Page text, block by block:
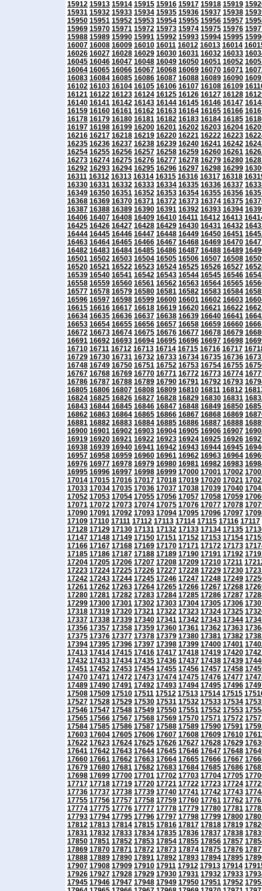
15912 15913 15914 15915 15916 15917 15918 15919
15931 15932 15933 15934 15935 15936 15937 15938
15950 15951 15952 15953 15954 15955 15956 15957
15969 15970 15971 15972 15973 15974 15975 15976
15988 15989 15990 15991 15992 15993 15994 15995
16007 16008 16009 16010 16011 16012 16013 16014
16026 16027 16028 16029 16030 16031 16032 16033
16045 16046 16047 16048 16049 16050 16051 16052
16064 16065 16066 16067 16068 16069 16070 16071
16083 16084 16085 16086 16087 16088 16089 16090
16102 16103 16104 16105 16106 16107 16108 16109
16121 16122 16123 16124 16125 16126 16127 16128
16140 16141 16142 16143 16144 16145 16146 16147
16159 16160 16161 16162 16163 16164 16165 16166
16178 16179 16180 16181 16182 16183 16184 16185
16197 16198 16199 16200 16201 16202 16203 16204
16216 16217 16218 16219 16220 16221 16222 16223
16235 16236 16237 16238 16239 16240 16241 16242
16254 16255 16256 16257 16258 16259 16260 16261
16273 16274 16275 16276 16277 16278 16279 16280
16292 16293 16294 16295 16296 16297 16298 16299
16311 16312 16313 16314 16315 16316 16317 16318
16330 16331 16332 16333 16334 16335 16336 16337
16349 16350 16351 16352 16353 16354 16355 16356
16368 16369 16370 16371 16372 16373 16374 16375
16387 16388 16389 16390 16391 16392 16393 16394
16406 16407 16408 16409 16410 16411 16412 16413
16425 16426 16427 16428 16429 16430 16431 16432
16444 16445 16446 16447 16448 16449 16450 16451
16463 16464 16465 16466 16467 16468 16469 16470
16482 16483 16484 16485 16486 16487 16488 16489
16501 16502 16503 16504 16505 16506 16507 16508
16520 16521 16522 16523 16524 16525 16526 16527
16539 16540 16541 16542 16543 16544 16545 16546
16558 16559 16560 16561 16562 16563 16564 16565
16577 16578 16579 16580 16581 16582 16583 16584
16596 16597 16598 16599 16600 16601 16602 16603
16615 16616 16617 16618 16619 16620 16621 16622
16634 16635 16636 16637 16638 16639 16640 16641
16653 16654 16655 16656 16657 16658 16659 16660
16672 16673 16674 16675 16676 16677 16678 16679
16691 16692 16693 16694 16695 16696 16697 16698
16710 16711 16712 16713 16714 16715 16716 16717
16729 16730 16731 16732 16733 16734 16735 16736
16748 16749 16750 16751 16752 16753 16754 16755
16767 16768 16769 16770 16771 16772 16773 16774
16786 16787 16788 16789 16790 16791 16792 16793
16805 16806 16807 16808 16809 16810 16811 16812
16824 16825 16826 16827 16828 16829 16830 16831
16843 16844 16845 16846 16847 16848 16849 16850
16862 16863 16864 16865 16866 16867 16868 16869
16881 16882 16883 16884 16885 16886 16887 16888
16900 16901 16902 16903 16904 16905 16906 16907
16919 16920 16921 16922 16923 16924 16925 16926
16938 16939 16940 16941 16942 16943 16944 16945
16957 16958 16959 16960 16961 16962 16963 16964
16976 16977 16978 16979 16980 16981 16982 16983
16995 16996 16997 16998 16999 17000 17001 17002
17014 17015 17016 17017 17018 17019 17020 17021
17033 17034 17035 17036 17037 17038 17039 17040
17052 17053 17054 17055 17056 17057 17058 17059
17071 17072 17073 17074 17075 17076 17077 17078
17090 17091 17092 17093 17094 17095 17096 17097
17109 17110 17111 17112 17113 17114 17115 17116 17117
17128 17129 17130 17131 17132 17133 17134 17135
17147 17148 17149 17150 17151 17152 17153 17154
17166 17167 17168 17169 17170 17171 17172 17173
17185 17186 17187 17188 17189 17190 17191 17192
17204 17205 17206 17207 17208 17209 17210 17211
17223 17224 17225 17226 17227 17228 17229 17230
17242 17243 17244 17245 17246 17247 17248 17249
17261 17262 17263 17264 17265 17266 17267 17268
17280 17281 17282 17283 17284 17285 17286 17287
17299 17300 17301 17302 17303 17304 17305 17306
17318 17319 17320 17321 17322 17323 17324 17325
17337 17338 17339 17340 17341 17342 17343 17344
17356 17357 17358 17359 17360 17361 17362 17363
17375 17376 17377 17378 17379 17380 17381 17382
17394 17395 17396 17397 17398 17399 17400 17401
17413 17414 17415 17416 17417 17418 17419 17420
17432 17433 17434 17435 17436 17437 17438 17439
17451 17452 17453 17454 17455 17456 17457 17458
17470 17471 17472 17473 17474 17475 17476 17477
17489 17490 17491 17492 17493 17494 17495 17496
17508 17509 17510 17511 17512 17513 17514 17515
17527 17528 17529 17530 17531 17532 17533 17534
17546 17547 17548 17549 17550 17551 17552 17553
17565 17566 17567 17568 17569 17570 17571 17572
17584 17585 17586 17587 17588 17589 17590 17591
17603 17604 17605 17606 17607 17608 17609 17610
17622 17623 17624 17625 17626 17627 17628 17629
17641 17642 17643 17644 17645 17646 17647 17648
17660 17661 17662 17663 17664 17665 17666 17667
17679 17680 17681 17682 17683 17684 17685 17686
17698 17699 17700 17701 17702 17703 17704 17705
17717 17718 17719 17720 17721 17722 17723 17724
17736 17737 17738 17739 17740 17741 17742 17743
17755 17756 17757 17758 17759 17760 17761 17762
17774 17775 17776 17777 17778 17779 17780 17781
17793 17794 17795 17796 17797 17798 17799 17800
17812 17813 17814 17815 17816 17817 17818 17819
17831 17832 17833 17834 17835 17836 17837 17838
17850 17851 17852 17853 17854 17855 17856 17857
17869 17870 17871 17872 17873 17874 17875 17876
17888 17889 17890 17891 17892 17893 17894 17895
17907 17908 17909 17910 17911 17912 17913 17914
17926 17927 17928 17929 17930 17931 17932 17933
17945 17946 17947 17948 17949 17950 17951 17952